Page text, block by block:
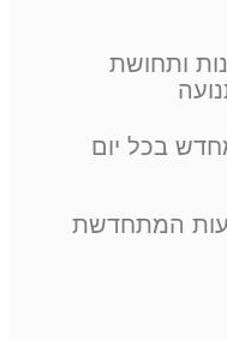
ותחושת
בכל יום
המתחדשת